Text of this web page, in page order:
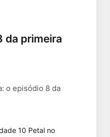
da primeira
o episódio 8 da